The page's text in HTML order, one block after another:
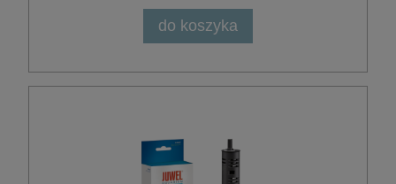
do koszyka